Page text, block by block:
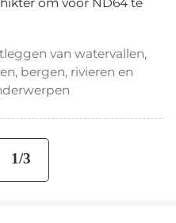
van watervallen,
bergen, rivieren en
3